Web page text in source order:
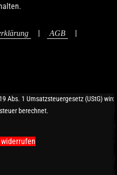
AGB
Abs. 1 Umsatzsteuergesetz (UStG) wird
berechnet.